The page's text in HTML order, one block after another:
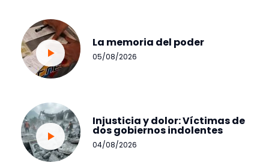
La memoria del poder
05/08/2026
Injusticia y dolor: Víctimas de
dos gobiernos indolentes
04/08/2026